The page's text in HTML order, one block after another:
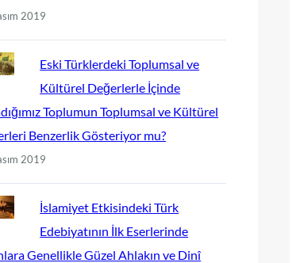
2019
Eski Türklerdeki Toplumsal ve
Kültürel Değerlerle İçinde
Toplumun Toplumsal ve Kültürel
Benzerlik Gösteriyor mu?
2019
İslamiyet Etkisindeki Türk
Edebiyatının İlk Eserlerinde
Genellikle Güzel Ahlakın ve Dinî